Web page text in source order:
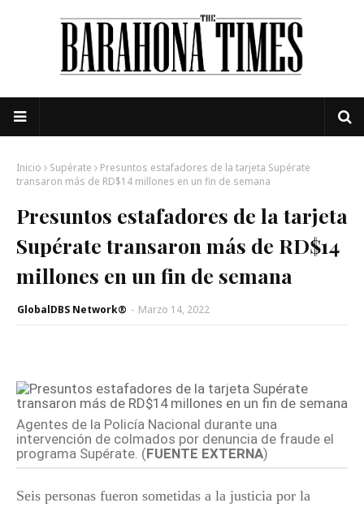
Inicio Supérate
Presuntos estafadores de la tarjeta Supérate
transaron más de RD$14 millones en un fin de semana
Presuntos estafadores de la tarjeta
Supérate transaron más de RD$14
millones en un fin de semana
GlobalDBS Network® - Marzo 14, 2022
Agentes de la Policía Nacional durante una
intervención de colmados por denuncia de fraude el
programa Supérate. (FUENTE EXTERNA)
Seis personas fueron sometidas a la justicia por la